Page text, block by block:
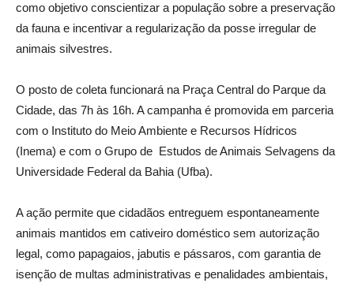
como objetivo conscientizar a população sobre a preservação
da fauna e incentivar a regularização da posse irregular de
animais silvestres.
O posto de coleta funcionará na Praça Central do Parque da
Cidade, das 7h às 16h. A campanha é promovida em parceria
com o Instituto do Meio Ambiente e Recursos Hídricos
(Inema) e com o Grupo de Estudos de Animais Selvagens da
Universidade Federal da Bahia (Ufba).
A ação permite que cidadãos entreguem espontaneamente
animais mantidos em cativeiro doméstico sem autorização
legal, como papagaios, jabutis e pássaros, com garantia de
isenção de multas administrativas e penalidades ambientais,